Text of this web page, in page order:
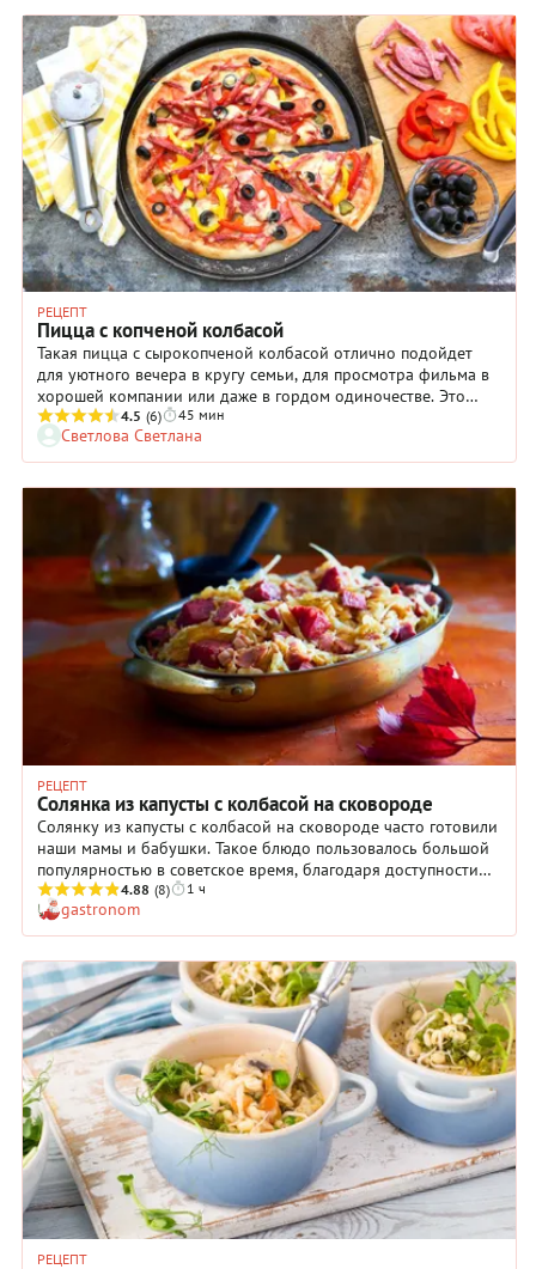
просто отказаться или использовать вместо него свежий
зеленый. И… будьте готовы к тому, что пицца с ветчиной,
помидорами и сыром станет появляться на вашем столе если
не ежедневно, то несколько раз в неделю точно!
РЕЦЕПТ
Пицца с копченой колбасой
Такая пицца с сырокопченой колбасой отлично подойдет
для уютного вечера в кругу семьи, для просмотра фильма в
хорошей компании или даже в гордом одиночестве. Это
блюдо итальянской кухни давно стало интернациональным:
все любят его за простоту приготовления, демократический
характер и отличный вкус. К тому же для начинки можно
использовать огромное количество продуктов, которые
вдруг заскучали в вашем холодильнике. Дополните пиццу с
сырокопченой колбасой сосисками или шампиньонами,
цукини или свежим базиликом и получите свой вариант,
который, возможно, будет пользоваться особенным успехом
у ваших домочадцев.
4.5 (6) 45 мин
Светлова Светлана
РЕЦЕПТ
Солянка из капусты с колбасой на сковороде
Солянку из капусты с колбасой на сковороде часто готовили
наши мамы и бабушки. Такое блюдо пользовалось большой
популярностью в советское время, благодаря доступности
ингредиентов и простоте приготовления. В нашем варианте
вы видите два вида колбасы и бекон, а лет 40 назад мясная
«добавка», чаще всего, сводилась к банальным сосискам. И
все-таки получалось вкусно! Вот мы и решили дать рецепт
солянки из капусты с колбасой на сковороде — на тот
случай, если вам захочется приготовить что-то
незамысловатое, но при этом аппетитное.
4.88 (8) 1 ч
gastronom
РЕЦЕПТ